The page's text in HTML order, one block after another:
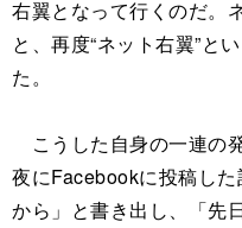
右翼となって行くのだ。
と、再度“ネット右翼”と
た。
こうした自身の一連の
夜にFacebookに投稿し
から」と書き出し、「先